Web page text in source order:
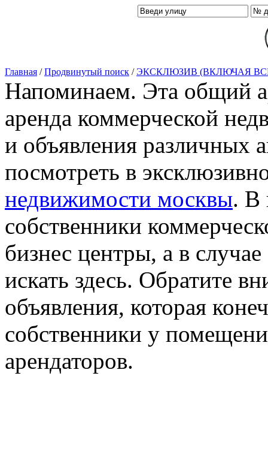
Главная /Продвинутый поиск /ЭКСКЛЮЗИВ (ВКЛЮЧАЯ
Напоминаем. Эта общий
аренда коммерческой
и объявления различных
посмотреть в
недвижимости москвы. В
собственники
бизнес центры, а в случае
искать здесь. Обратите
объявления, которая
собственники у
арендаторов.